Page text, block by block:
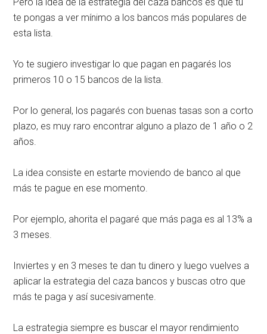
te pongas a ver mínimo a los bancos más populares de
esta lista.
Yo te sugiero investigar lo que pagan en pagarés los
primeros 10 o 15 bancos de la lista.
Por lo general, los pagarés con buenas tasas son a corto
plazo, es muy raro encontrar alguno a plazo de 1 año o 2
años.
La idea consiste en estarte moviendo de banco al que
más te pague en ese momento.
Por ejemplo, ahorita el pagaré que más paga es al 13% a
3 meses.
Inviertes y en 3 meses te dan tu dinero y luego vuelves a
aplicar la estrategia del caza bancos y buscas otro que
más te paga y así sucesivamente.
La estrategia siempre es buscar el mayor rendimiento